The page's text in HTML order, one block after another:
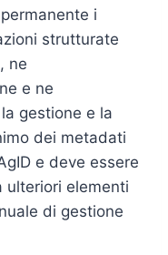
i
strutturate
ne
e ne
gestione e la
dei metadati
e deve essere
ulteriori elementi
di gestione